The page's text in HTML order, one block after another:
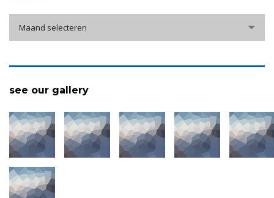
Maand selecteren
see our gallery